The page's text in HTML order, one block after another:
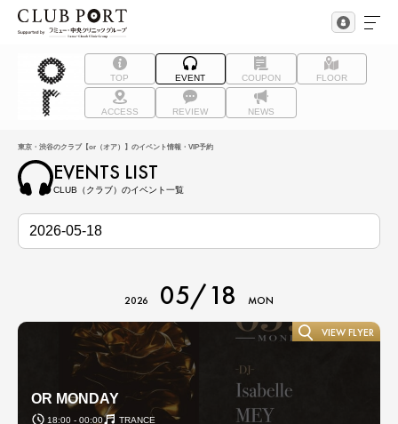
TOP EVENT COUPON FLOOR
ACCESS REVIEW NEWS
東京・渋谷のクラブ【or（オア）】のイベント情報・VIP予約
EVENTS LIST
CLUB（クラブ）のイベント一覧
2026 05/18 MON
OR MONDAY
18:00 - 00:00 TRANCE
VIEW FLYER